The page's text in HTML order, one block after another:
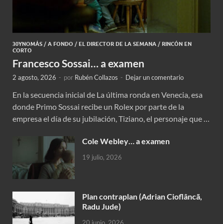
30YNOMÁS / A FONDO / EL DIRECTOR DE LA SEMANA / RINCÓN EN
CORTO
Francesco Sossai… a examen
2 agosto, 2026 - por Rubén Collazos - Dejar un comentario
En la secuencia inicial de La última ronda en Venecia, esa
donde Primo Sossai recibe un Rolex por parte de la
empresa el día de su jubilación, Tiziano, el personaje que …
Cole Webley… a examen
19 julio, 2026
Plan contraplan (Adrian Cioflâncã,
Radu Jude)